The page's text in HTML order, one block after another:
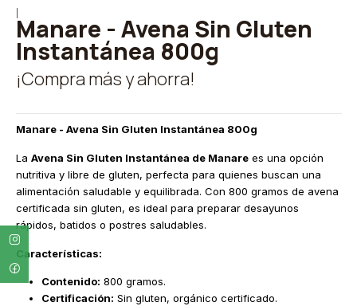
Manare - Avena Sin Gluten
Instantánea 800g
¡Compra más y ahorra!
Manare - Avena Sin Gluten Instantánea 800g
La Avena Sin Gluten Instantánea de Manarees una opción
nutritiva y libre de gluten, perfecta para quienes buscan una
alimentación saludable y equilibrada. Con 800 gramos de avena
certificada sin gluten, es ideal para preparar desayunos
rápidos, batidos o postres saludables.
Características:
Contenido: 800 gramos.
Certificación: Sin gluten, orgánico certificado.